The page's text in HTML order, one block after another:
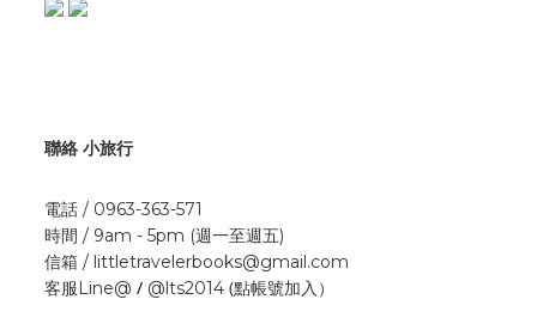
聯絡 小旅行
電話 / 0963-363-571
時間 / 9am - 5pm (週一至週五)
信箱 / littletravelerbooks@gmail.com
客服Line@ / @lts2014 (點帳號加入）